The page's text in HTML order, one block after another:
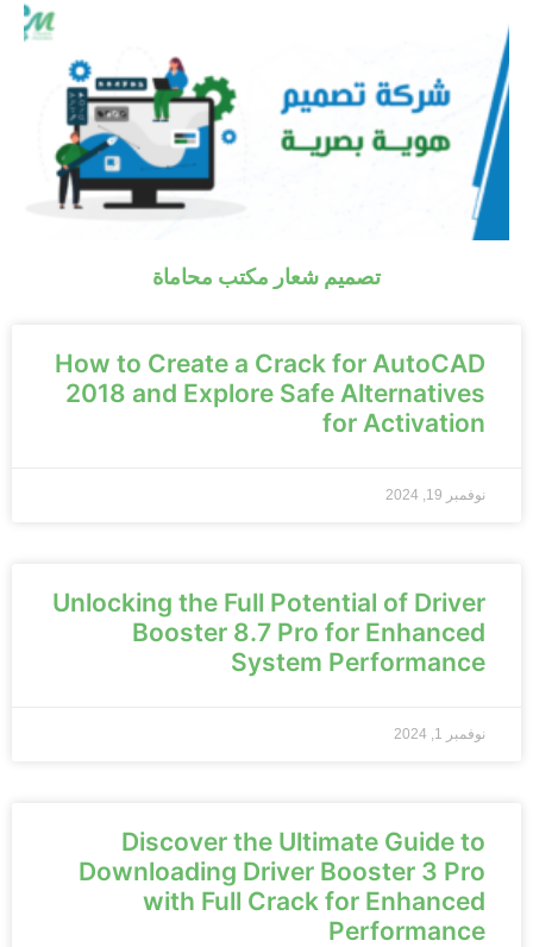
تصميم شعار مكتب محاماة
How to Create a Crack for AutoCAD
2018 and Explore Safe Alternatives
for Activation
نوفمبر 19, 2024
Unlocking the Full Potential of Driver
Booster 8.7 Pro for Enhanced
System Performance
نوفمبر 1, 2024
Discover the Ultimate Guide to
Downloading Driver Booster 3 Pro
with Full Crack for Enhanced
Performance